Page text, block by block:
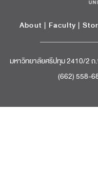
About | Faculty |
มหาวิทยาลัยศรีปทุม 2410/2 ถ
(662) 558-